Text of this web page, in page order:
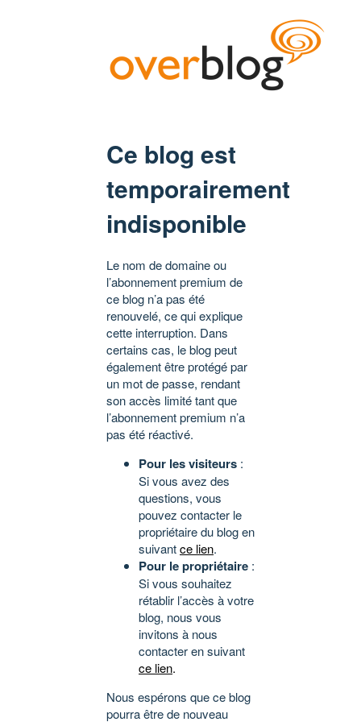
Ce blog est
temporairement
indisponible
Le nom de domaine ou
l’abonnement premium de
ce blog n’a pas été
renouvelé, ce qui explique
cette interruption. Dans
certains cas, le blog peut
également être protégé par
un mot de passe, rendant
son accès limité tant que
l’abonnement premium n’a
pas été réactivé.
Pour les visiteurs :
Si vous avez des
questions, vous
pouvez contacter le
propriétaire du blog en
suivantce lien.
Pour le propriétaire :
Si vous souhaitez
rétablir l’accès à votre
blog, nous vous
invitons à nous
contacter en suivant
ce lien.
Nous espérons que ce blog
pourra être de nouveau